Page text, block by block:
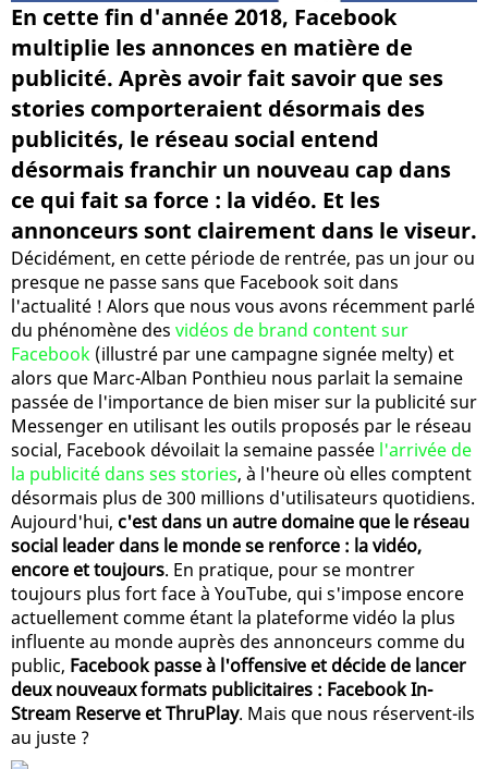
En cette fin d'année 2018, Facebook
multiplie les annonces en matière de
publicité. Après avoir fait savoir que ses
stories comporteraient désormais des
publicités, le réseau social entend
désormais franchir un nouveau cap dans
ce qui fait sa force : la vidéo. Et les
annonceurs sont clairement dans le viseur.
Décidément, en cette période de rentrée, pas un jour ou
presque ne passe sans que Facebook soit dans
l'actualité ! Alors que nous vous avons récemment parlé
du phénomène des vidéos de brand content sur
Facebook (illustré par une campagne signée melty) et
alors que Marc-Alban Ponthieu nous parlait la semaine
passée de l'importance de bien miser sur la publicité sur
Messenger en utilisant les outils proposés par le réseau
social, Facebook dévoilait la semaine passée l'arrivée de
la publicité dans ses stories, à l'heure où elles comptent
désormais plus de 300 millions d'utilisateurs quotidiens.
Aujourd'hui, c'est dans un autre domaine que le réseau
social leader dans le monde se renforce : la vidéo,
encore et toujours. En pratique, pour se montrer
toujours plus fort face à YouTube, qui s'impose encore
actuellement comme étant la plateforme vidéo la plus
influente au monde auprès des annonceurs comme du
public, Facebook passe à l'offensive et décide de lancer
deux nouveaux formats publicitaires : Facebook In-
Stream Reserve et ThruPlay. Mais que nous réservent-ils
au juste ?